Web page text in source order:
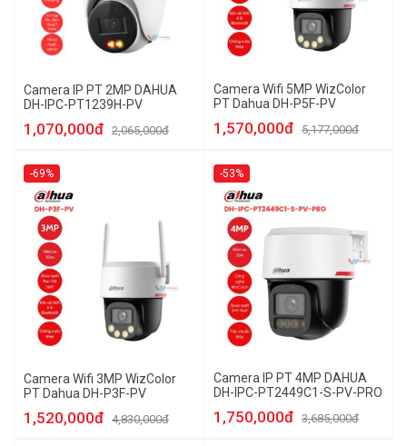
Camera IP PT 2MP DAHUA
DH-IPC-PT1239H-PV
1,070,000đ 2,065,000đ
Camera Wifi 5MP WizColor
PT Dahua DH-P5F-PV
1,570,000đ 5,177,000đ
-69%
Camera Wifi 3MP WizColor
PT Dahua DH-P3F-PV
1,520,000đ 4,830,000đ
-53%
Camera IP PT 4MP DAHUA
DH-IPC-PT2449C1-S-PV-PRO
1,750,000đ 3,685,000đ